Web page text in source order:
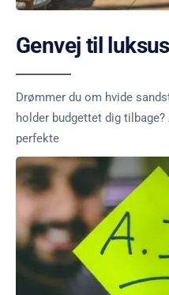
Genvej til
Drømmer du om hvide
holder budgettet dig
perfekte